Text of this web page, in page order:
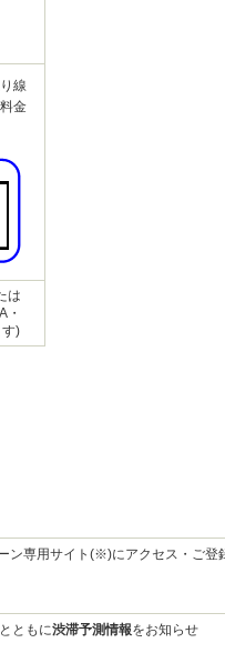
線
金
は
・
)
ン専用サイト(※)にアクセス・ご登
ともに渋滞予測情報をお知らせ